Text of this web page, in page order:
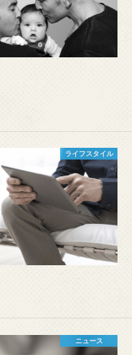
ライフスタイル
ニュース